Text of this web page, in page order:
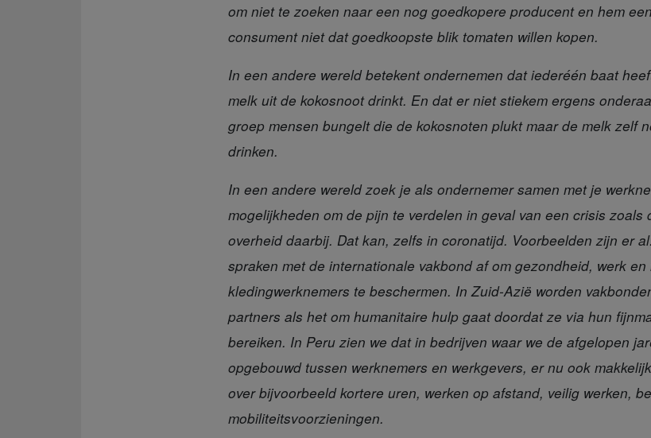
om niet te zoeken naar een nog goedkopere producent en hem
consument niet dat goedkoopste blik tomaten willen kopen.
In een andere wereldbetekent ondernemen dat iederéén baat
melk uit de kokosnoot drinkt. En dat er niet stiekem ergens
groep mensen bungelt die de kokosnoten plukt maar de melk zelf
drinken.
In een andere wereldzoek je als ondernemer samen met je
mogelijkheden om de pijn te verdelen in geval van een crisis
overheid daarbij. Dat kan, zelfs in coronatijd. Voorbeelden zijn er
spraken met de internationale vakbond af om gezondheid, werk en
kledingwerknemers te beschermen. In Zuid-Azië worden
partners als het om humanitaire hulp gaat doordat ze via hun
bereiken. In Peru zien we dat in bedrijven waar we de afgelopen
opgebouwd tussen werknemers en werkgevers, er nu ook
over bijvoorbeeld kortere uren, werken op afstand, veilig werken,
mobiliteitsvoorzieningen.